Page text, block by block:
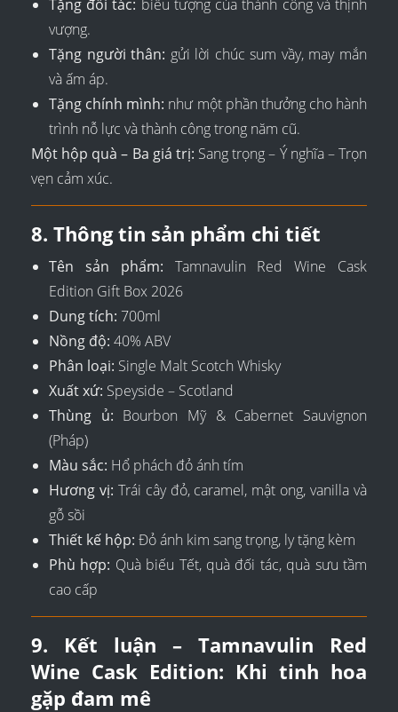
Tặng đối tác: biểu tượng của thành công và thịnh
vượng.
Tặng người thân: gửi lời chúc sum vầy, may mắn
và ấm áp.
Tặng chính mình: như một phần thưởng cho hành
trình nỗ lực và thành công trong năm cũ.
Một hộp quà – Ba giá trị: Sang trọng – Ý nghĩa – Trọn
vẹn cảm xúc.
8. Thông tin sản phẩm chi tiết
Tên sản phẩm: Tamnavulin Red Wine Cask
Edition Gift Box 2026
Dung tích: 700ml
Nồng độ: 40% ABV
Phân loại: Single Malt Scotch Whisky
Xuất xứ: Speyside – Scotland
Thùng ủ: Bourbon Mỹ & Cabernet Sauvignon
(Pháp)
Màu sắc: Hổ phách đỏ ánh tím
Hương vị: Trái cây đỏ, caramel, mật ong, vanilla và
gỗ sồi
Thiết kế hộp: Đỏ ánh kim sang trọng, ly tặng kèm
Phù hợp: Quà biếu Tết, quà đối tác, quà sưu tầm
cao cấp
9. Kết luận – Tamnavulin Red
Wine Cask Edition: Khi tinh hoa
gặp đam mê